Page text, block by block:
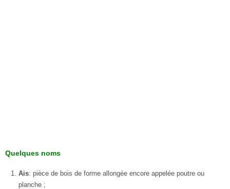
Quelques noms
Ais: pièce de bois de forme allongée encore appelée poutre ou
planche ;